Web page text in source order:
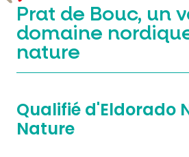
Prat de Bouc, un
domaine
nature
Qualifié d'Eldorado
Nature